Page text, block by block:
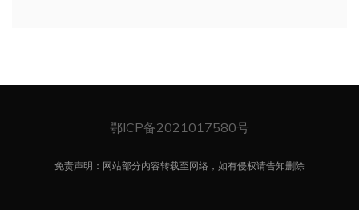
鄂ICP备2021017580号
免责声明：网站部分内容转载至网络，如有侵权请告知删除